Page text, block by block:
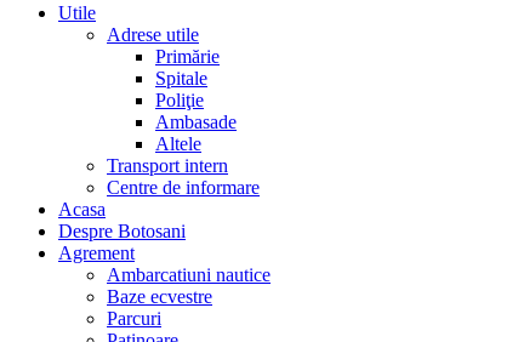
Utile
Adrese utile
Primărie
Spitale
Poliţie
Ambasade
Altele
Transport intern
Centre de informare
Acasa
Despre Botosani
Agrement
Ambarcatiuni nautice
Baze ecvestre
Parcuri